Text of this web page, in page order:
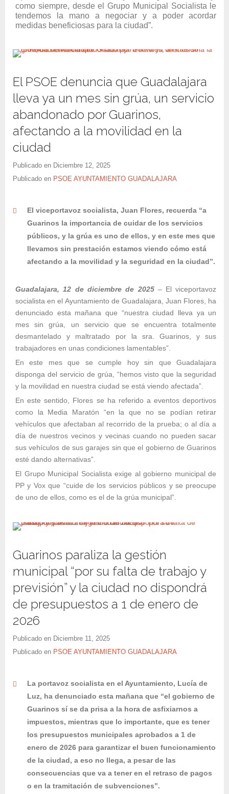
como siempre, desde el Grupo Municipal Socialista le
tendemos la mano a negociar y a poder acordar
medidas beneficiosas para la ciudad”.
El PSOE denuncia que Guadalajara
lleva ya un mes sin grúa, un servicio
abandonado por Guarinos,
afectando a la movilidad en la
ciudad
Publicado en Diciembre 12, 2025
Publicado en PSOE AYUNTAMIENTO GUADALAJARA
El viceportavoz socialista, Juan Flores, recuerda “a
Guarinos la importancia de cuidar de los servicios
públicos, y la grúa es uno de ellos, y en este mes que
llevamos sin prestación estamos viendo cómo está
afectando a la movilidad y la seguridad en la ciudad”.
Guadalajara, 12 de diciembre de 2025 – El viceportavoz
socialista en el Ayuntamiento de Guadalajara, Juan Flores, ha
denunciado esta mañana que “nuestra ciudad lleva ya un
mes sin grúa, un servicio que se encuentra totalmente
desmantelado y maltratado por la sra. Guarinos, y sus
trabajadores en unas condiciones lamentables”.
En este mes que se cumple hoy sin que Guadalajara
disponga del servicio de grúa, “hemos visto que la seguridad
y la movilidad en nuestra ciudad se está viendo afectada”.
En este sentido, Flores se ha referido a eventos deportivos
como la Media Maratón “en la que no se podían retirar
vehículos que afectaban al recorrido de la prueba; o al día a
día de nuestros vecinos y vecinas cuando no pueden sacar
sus vehículos de sus garajes sin que el gobierno de Guarinos
esté dando alternativas”.
El Grupo Municipal Socialista exige al gobierno municipal de
PP y Vox que “cuide de los servicios públicos y se preocupe
de uno de ellos, como es el de la grúa municipal”.
Guarinos paraliza la gestión
municipal “por su falta de trabajo y
previsión” y la ciudad no dispondrá
de presupuestos a 1 de enero de
2026
Publicado en Diciembre 11, 2025
Publicado en PSOE AYUNTAMIENTO GUADALAJARA
La portavoz socialista en el Ayuntamiento, Lucía de
Luz, ha denunciado esta mañana que “el gobierno de
Guarinos sí se da prisa a la hora de asfixiarnos a
impuestos, mientras que lo importante, que es tener
los presupuestos municipales aprobados a 1 de
enero de 2026 para garantizar el buen funcionamiento
de la ciudad, a eso no llega, a pesar de las
consecuencias que va a tener en el retraso de pagos
o en la tramitación de subvenciones”.